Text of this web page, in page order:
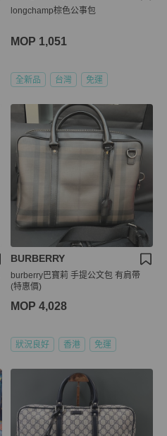
longchamp棕色公事包
MOP 1,051
全新品 台灣 免運
BURBERRY
burberry巴寶莉 手提公文包 有肩帶
(特惠價)
MOP 4,028
狀況良好 香港 免運